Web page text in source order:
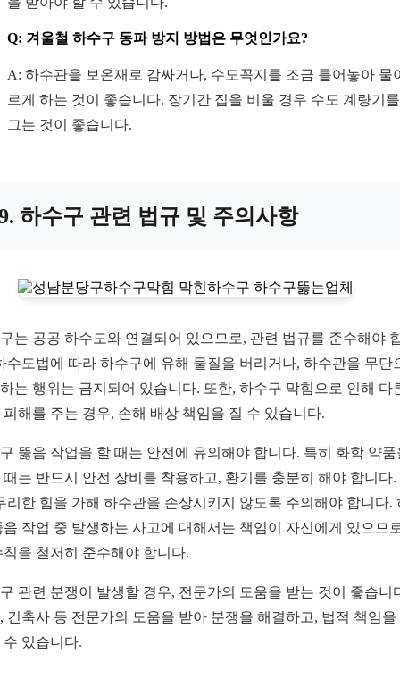
Q: 겨울철 하수구 동파 방지 방법은 무엇인가요?
A: 하수관을 보온재로 감싸거나, 수도꼭지를 조금 틀어놓아 물
르게 하는 것이 좋습니다. 장기간 집을 비울 경우 수도 계량기
그는 것이 좋습니다.
하수구 관련 법규 및 주의사항
는 공공 하수도와 연결되어 있으므로, 관련 법규를 준수해야
수도법에 따라 하수구에 유해 물질을 버리거나, 하수관을 무단
는 행위는 금지되어 있습니다. 또한, 하수구 막힘으로 인해 다
피해를 주는 경우, 손해 배상 책임을 질 수 있습니다.
뚫음 작업을 할 때는 안전에 유의해야 합니다. 특히 화학 약품
때는 반드시 안전 장비를 착용하고, 환기를 충분히 해야 합니다.
리한 힘을 가해 하수관을 손상시키지 않도록 주의해야 합니다.
음 작업 중 발생하는 사고에 대해서는 책임이 자신에게 있으므
칙을 철저히 준수해야 합니다.
관련 분쟁이 발생할 경우, 전문가의 도움을 받는 것이 좋습니
건축사 등 전문가의 도움을 받아 분쟁을 해결하고, 법적 책임을
수 있습니다.